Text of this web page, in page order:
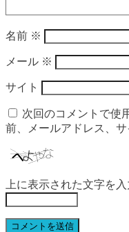
名前 ※
メール ※
サイト
次回のコメントで使
前、メールアドレス、サ
上に表示された文字を